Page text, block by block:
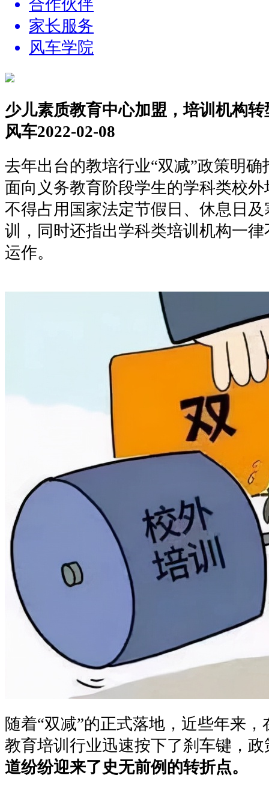
合作伙伴
家长服务
风车学院
少儿素质教育中心加盟，培训机构
风车2022-02-08
去年出台的教培行业“双减”政策明
面向义务教育阶段学生的学科类校
不得占用国家法定节假日、休息日
训，同时还指出学科类培训机构一
运作。
随着“双减”的正式落地，近些年来
教育培训行业迅速按下了刹车键，
道纷纷迎来了史无前例的转折点。